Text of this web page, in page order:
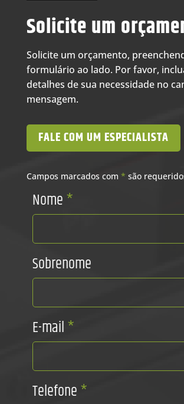
Solicite um
Solicite um orçamento,
formulário ao lado. Por favor,
detalhes de sua necessidade no
mensagem.
FALE COM UM ESPECIALISTA
Campos marcados com * são
Nome*
Sobrenome
E-mail*
Telefone*